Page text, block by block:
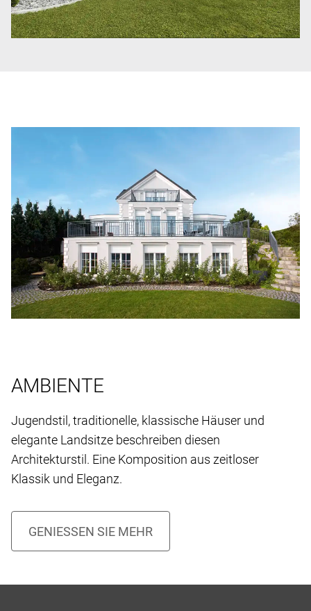
AMBIENTE
Jugendstil, traditionelle, klassische Häuser und
elegante Landsitze beschreiben diesen
Architekturstil. Eine Komposition aus zeitloser
Klassik und Eleganz.